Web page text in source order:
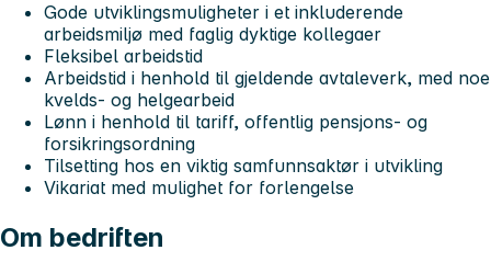
Gode utviklingsmuligheter i et inkluderende
arbeidsmiljø med faglig dyktige kollegaer
Fleksibel arbeidstid
Arbeidstid i henhold til gjeldende avtaleverk, med noe
kvelds- og helgearbeid
Lønn i henhold til tariff, offentlig pensjons- og
forsikringsordning
Tilsetting hos en viktig samfunnsaktør i utvikling
Vikariat med mulighet for forlengelse
Om bedriften